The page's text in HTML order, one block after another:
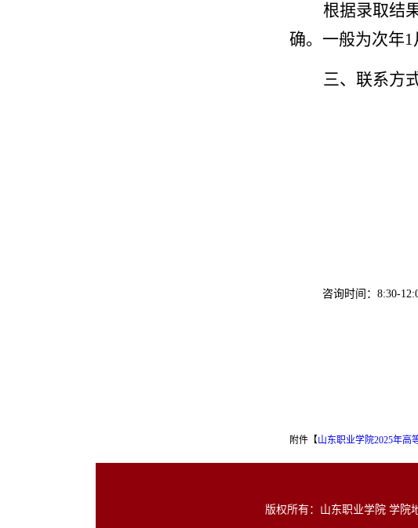
根据录取结
确。一般为次年1
三、 联系方
咨询时间： 8:30-
附件【山东职业学院2025年高
版权所有：山东职业学院 学院